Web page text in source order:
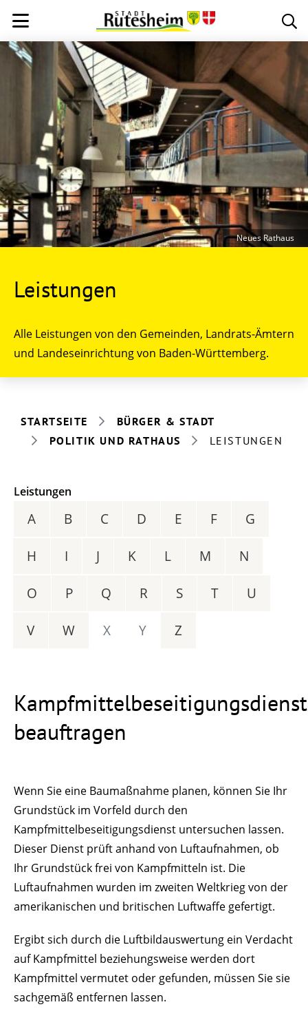
Leistungen
Alle Leistungen von den Gemeinden, Landrats-Ämtern
und Landeseinrichtung von Baden-Württemberg.
Neues Rathaus
STARTSEITE
BÜRGER & STADT
POLITIK UND RATHAUS
LEISTUNGEN
Leistungen
A B C D E F G
H I J K L M N
O P Q R S T U
V W X Y Z
Kampfmittelbeseitigungsdienst
beauftragen
Wenn Sie eine Baumaßnahme planen, können Sie Ihr
Grundstück im Vorfeld durch den
Kampfmittelbeseitigungsdienst untersuchen lassen.
Dieser Dienst prüft anhand von Luftaufnahmen, ob
Ihr Grundstück frei von Kampfmitteln ist. Die
Luftaufnahmen wurden im zweiten Weltkriegvon der
amerikanischen und britischen Luftwaffe gefertigt.
Ergibt sich durch die Luftbildauswertung ein Verdacht
auf Kampfmittel beziehungsweise werden dort
Kampfmittel vermutet oder gefunden, müssen Sie sie
sachgemäß entfernen lassen.